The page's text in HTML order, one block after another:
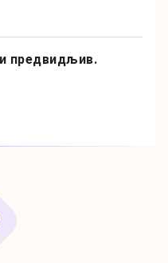
предвидљив.